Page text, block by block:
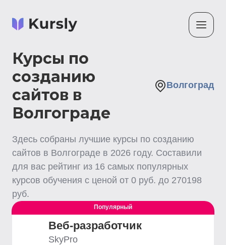
Курсы по
созданию
сайтов в
Волгограде
Волгоград
Здесь собраны лучшие курсы по созданию
сайтов в Волгограде в 2026 году. Составили
для вас рейтинг из 16 самых популярных
курсов обучения с ценой от 0 руб. до 270198
руб.
Популярный
Веб-разработчик
SkyPro